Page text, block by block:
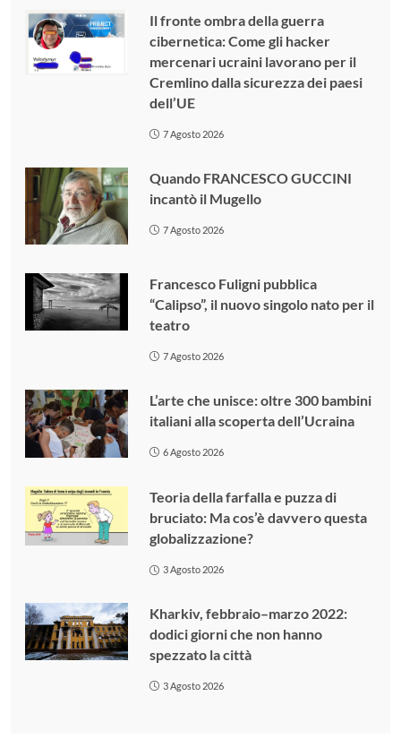
Il fronte ombra della guerra
cibernetica: Come gli hacker
mercenari ucraini lavorano per il
Cremlino dalla sicurezza dei paesi
dell’UE
7 Agosto 2026
Quando FRANCESCO GUCCINI
incantò il Mugello
7 Agosto 2026
Francesco Fuligni pubblica
“Calipso”, il nuovo singolo nato per il
teatro
7 Agosto 2026
L’arte che unisce: oltre 300 bambini
italiani alla scoperta dell’Ucraina
6 Agosto 2026
Teoria della farfalla e puzza di
bruciato: Ma cos’è davvero questa
globalizzazione?
3 Agosto 2026
Kharkiv, febbraio–marzo 2022:
dodici giorni che non hanno
spezzato la città
3 Agosto 2026